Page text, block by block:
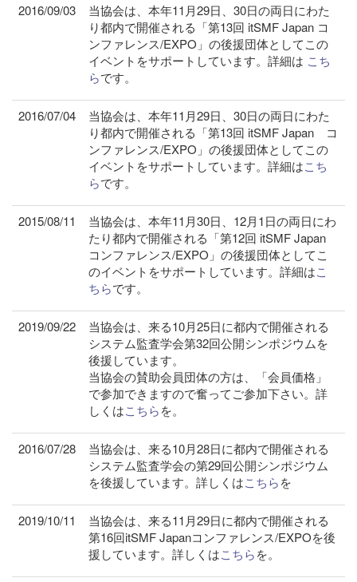
2016/09/03
当協会は、本年11月29日、30日の両日にわた
り都内で開催される「第13回 itSMF Japan コ
ンファレンス/EXPO」の後援団体としてこの
イベントをサポートしています。詳細は こち
らです。
2016/07/04
当協会は、本年11月29日、30日の両日にわた
り都内で開催される「第13回 itSMF Japan コ
ンファレンス/EXPO」の後援団体としてこの
イベントをサポートしています。詳細はこち
らです。
2015/08/11
当協会は、本年11月30日、12月1日の両日にわ
たり都内で開催される「第12回 itSMF Japan
コンファレンス/EXPO」の後援団体としてこ
のイベントをサポートしています。詳細はこ
ちらです。
2019/09/22
当協会は、来る10月25日に都内で開催される
システム監査学会第32回公開シンポジウムを
後援しています。
当協会の賛助会員団体の方は、「会員価格」
で参加できますので奮ってご参加下さい。詳
しくはこちらを。
2016/07/28
当協会は、来る10月28日に都内で開催される
システム監査学会の第29回公開シンポジウム
を後援しています。詳しくはこちらを
2019/10/11
当協会は、来る11月29日に都内で開催される
第16回itSMF Japanコンファレンス/EXPOを後
援しています。詳しくはこちらを。